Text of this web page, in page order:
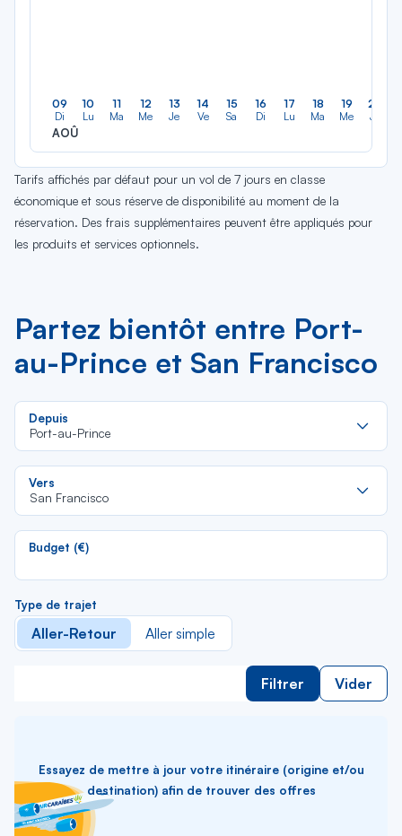
09
Di
AOÛ
10
Lu
11
Ma
12
Me
13
Je
14
Ve
15
Sa
16
Di
17
Lu
18
Ma
19
Me
20
Je
Tarifs affichés par défaut pour un vol de 7 jours en classe
économique et sous réserve de disponibilité au moment de la
réservation. Des frais supplémentaires peuvent être appliqués pour
les produits et services optionnels.
Partez bientôt entre Port-
au-Prince et San Francisco
Depuis
Port-au-Prince
Vers
San Francisco
Budget (€)
Type de trajet
Aller-Retour Aller simple
Filtrer Vider
Essayez de mettre à jour votre itinéraire (origine et/ou
destination) afin de trouver des offres